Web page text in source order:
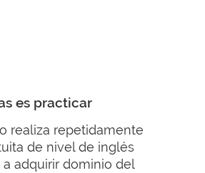
es practicar
realiza repetidamente
de nivel de inglés
adquirir dominio del